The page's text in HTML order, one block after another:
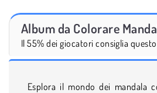
Album da Colorare
Il 55% dei giocatori consiglia
Esplora il mondo dei mandala